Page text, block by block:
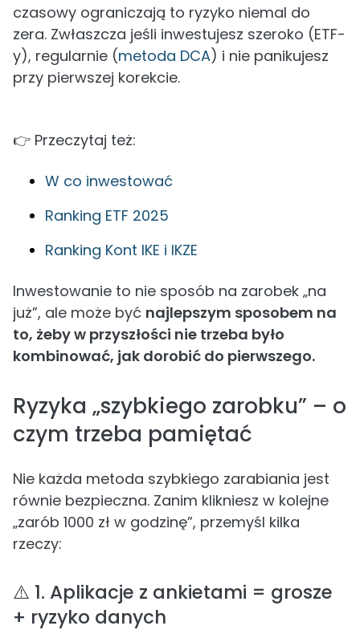
czasowy ograniczają to ryzyko niemal do
zera. Zwłaszcza jeśli inwestujesz szeroko (ETF-
y), regularnie (metoda DCA) i nie panikujesz
przy pierwszej korekcie.
👉 Przeczytaj też:
W co inwestować
Ranking ETF 2025
Ranking Kont IKE i IKZE
Inwestowanie to nie sposób na zarobek „na
już”, ale może być najlepszym sposobem na
to, żeby w przyszłości nie trzeba było
kombinować, jak dorobić do pierwszego.
Ryzyka „szybkiego zarobku” – o
czym trzeba pamiętać
Nie każda metoda szybkiego zarabiania jest
równie bezpieczna. Zanim klikniesz w kolejne
„zarób 1000 zł w godzinę”, przemyśl kilka
rzeczy:
⚠️ 1. Aplikacje z ankietami = grosze
+ ryzyko danych